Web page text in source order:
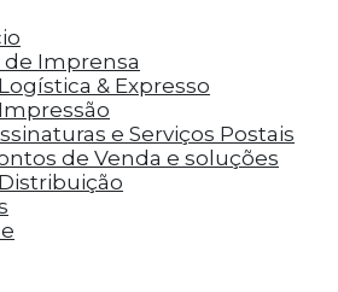
como compartilhar o
em plataformas de social
e outros recursos de
são usados para
anúncios
base nas páginas que eles
analisar a eficácia da
Imprensa
& Expresso
e Serviços Postais
de Venda e soluções